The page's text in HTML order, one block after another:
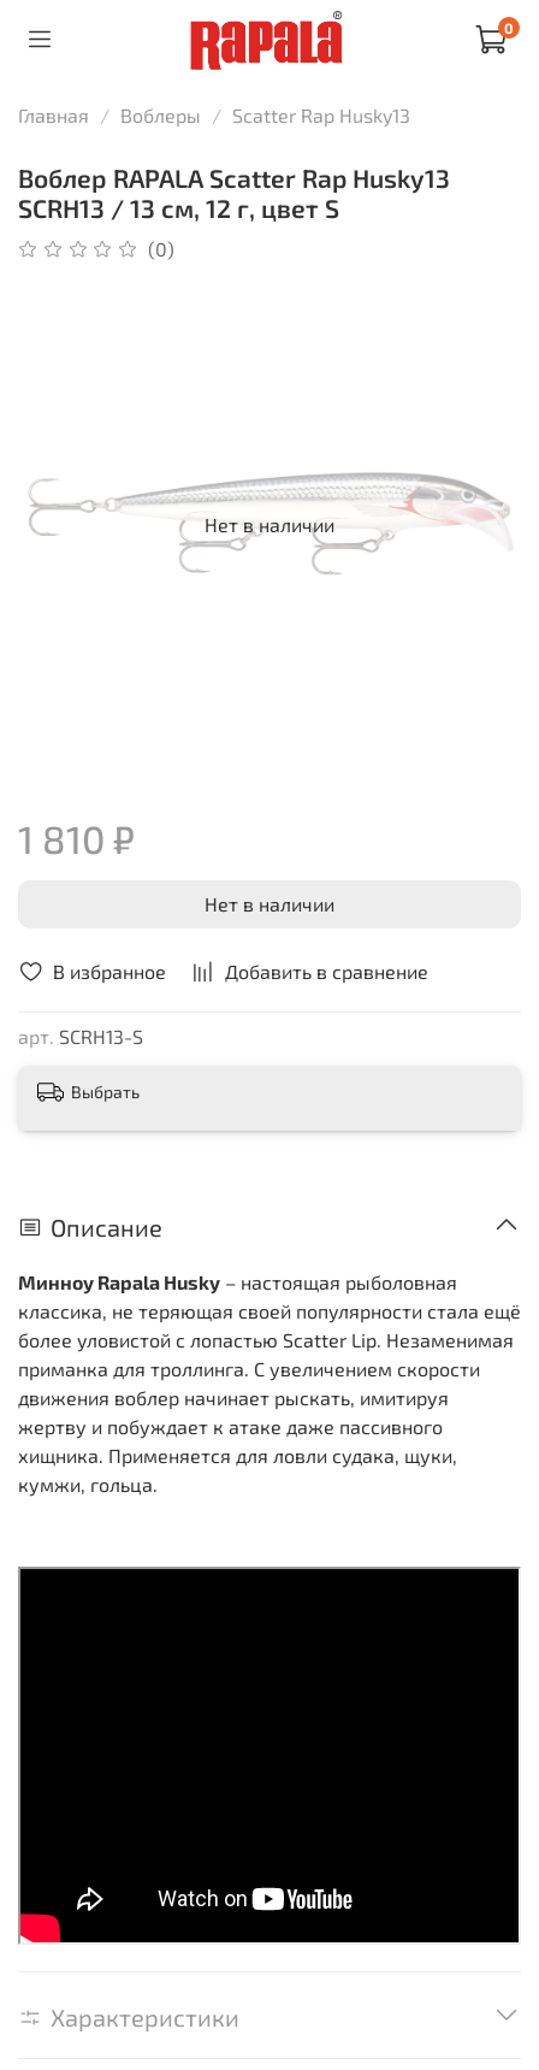
0
Главная Воблеры Scatter Rap Husky13
Воблер RAPALA Scatter Rap Husky13
SCRH13 / 13 см, 12 г, цвет S
(0)
В избранное Добавить в сравнение
арт. SCRH13-S
Нет в наличии
1 810 ₽
Нет в наличии
Выбрать
Описание
Минноу Rapala Husky – настоящая рыболовная
классика, не теряющая своей популярности стала ещё
более уловистой с лопастью Scatter Lip. Незаменимая
приманка для троллинга. С увеличением скорости
движения воблер начинает рыскать, имитируя
жертву и побуждает к атаке даже пассивного
хищника. Применяется для ловли судака, щуки,
кумжи, гольца.
Характеристики